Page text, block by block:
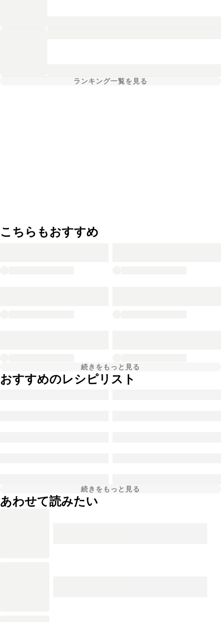
ランキング一覧を見る
こちらもおすすめ
続きをもっと見る
おすすめのレシピリスト
続きをもっと見る
あわせて読みたい